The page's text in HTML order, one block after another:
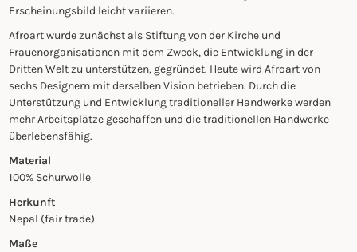
Erscheinungsbild leicht variieren.
Afroart wurde zunächst als Stiftung von der Kirche und
Frauenorganisationen mit dem Zweck, die Entwicklung in der
Dritten Welt zu unterstützen, gegründet. Heute wird Afroart von
sechs Designern mit derselben Vision betrieben. Durch die
Unterstützung und Entwicklung traditioneller Handwerke werden
mehr Arbeitsplätze geschaffen und die traditionellen Handwerke
überlebensfähig.
Herkunft
Nepal (fair trade)
Material
100% Schurwolle
Maße